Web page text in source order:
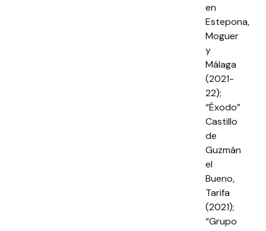
en
Estepona,
Moguer
y
Málaga
(2021-
22);
“Éxodo”
Castillo
de
Guzmán
el
Bueno,
Tarifa
(2021);
“Grupo